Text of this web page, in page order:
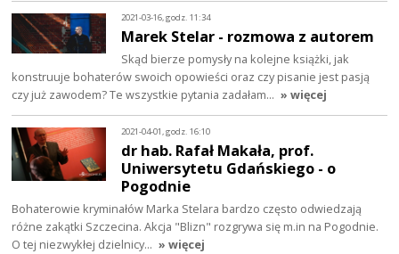
2021-03-16, godz. 11:34
Marek Stelar - rozmowa z autorem
Skąd bierze pomysły na kolejne książki, jak
konstruuje bohaterów swoich opowieści oraz czy pisanie jest pasją
czy już zawodem? Te wszystkie pytania zadałam… » więcej
2021-04-01, godz. 16:10
dr hab. Rafał Makała, prof.
Uniwersytetu Gdańskiego - o
Pogodnie
Bohaterowie kryminałów Marka Stelara bardzo często odwiedzają
różne zakątki Szczecina. Akcja "Blizn" rozgrywa się m.in na Pogodnie.
O tej niezwykłej dzielnicy… » więcej